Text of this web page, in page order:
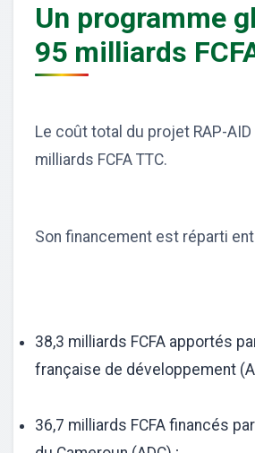
Un programme
95 milliards
Le coût total du projet RAP-
milliards FCFA TTC.
Son financement est réparti
38,3 milliards FCFA apportés
française de développement
36,7 milliards FCFA financés